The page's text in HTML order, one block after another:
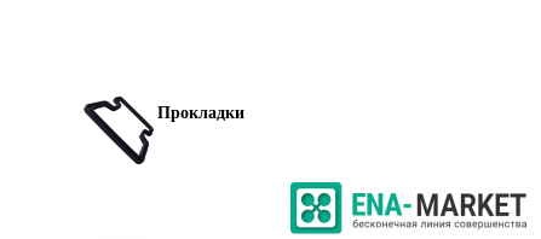
Прокладки